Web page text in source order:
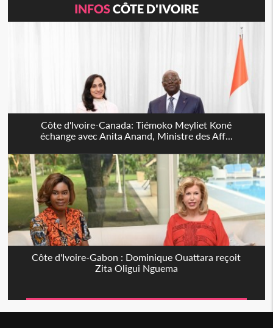
INFOSCÔTE D'IVOIRE
Côte d'Ivoire-Canada: Tiémoko Meyliet Koné
échange avec Anita Anand, Ministre des Aff...
Côte d'Ivoire-Gabon : Dominique Ouattara reçoit
Zita Oligui Nguema